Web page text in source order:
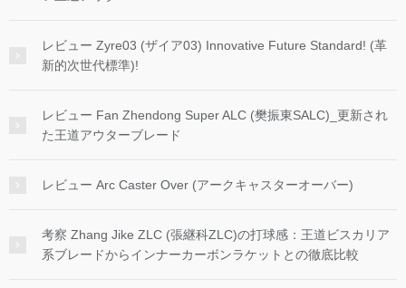
レビュー Zyre03 (ザイア03) Innovative Future Standard! (革
新的次世代標準)!
レビュー Fan Zhendong Super ALC (樊振東SALC)_更新され
た王道アウターブレード
レビュー Arc Caster Over (アークキャスターオーバー)
考察 Zhang Jike ZLC (張継科ZLC)の打球感：王道ビスカリア
系ブレードからインナーカーボンラケットとの徹底比較